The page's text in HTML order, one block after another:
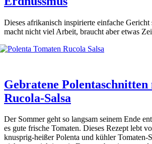
Die­ses afri­ka­nisch inspi­rier­te ein­fa­che Gericht
macht nicht viel Arbeit, braucht aber etwas
Gebratene
Rucola-Salsa
Der Som­mer geht so lang­sam sei­nem Ende
es gute fri­sche Toma­ten. Die­ses Rezept lebt
knusp­rig-hei­ßer Polen­ta und küh­ler Toma­ten-